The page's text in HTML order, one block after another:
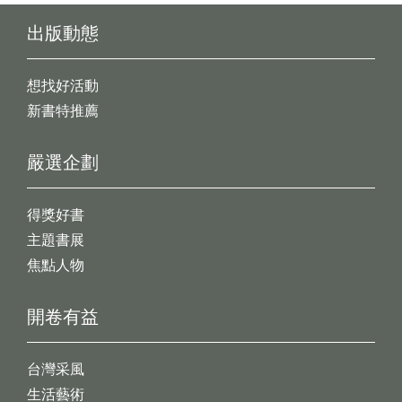
出版動態
想找好活動
新書特推薦
開卷有益
台灣采風
生活藝術
嚴選企劃
得獎好書
主題書展
焦點人物